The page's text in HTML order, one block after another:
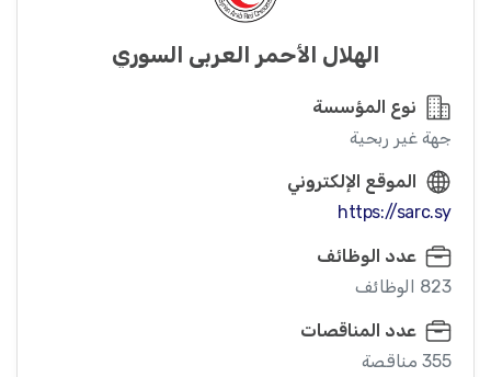
الهلال الأحمر العربي السوري
نوع المؤسسة
جهة غير ربحية
الموقع الإلكتروني
https://sarc.sy
عدد الوظائف
823 الوظائف
عدد المناقصات
355 مناقصة